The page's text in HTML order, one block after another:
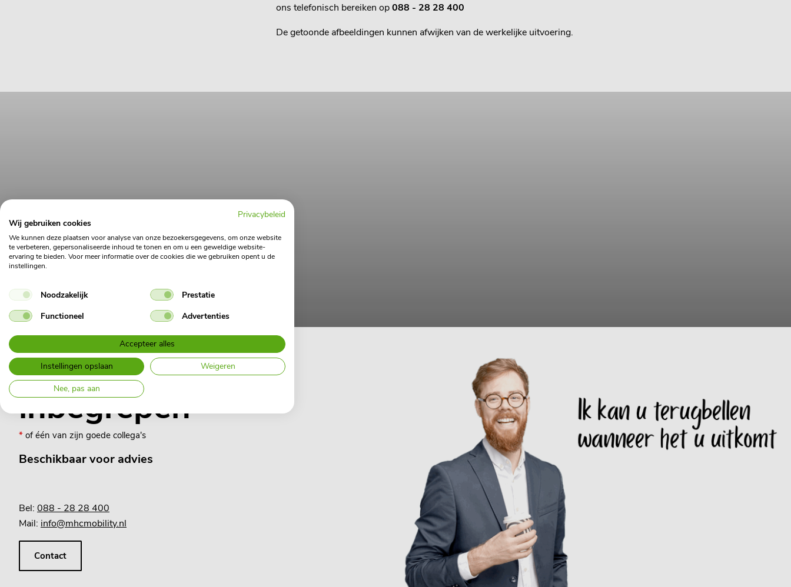
ons telefonisch bereiken op088 - 28 28 400
De getoonde afbeeldingen kunnen afwijken van de werkelijke uitvoering.
Ook Richard*is
inbegrepen
* of één van zijn goede collega's
Beschikbaar voor advies
Bel: 088 - 28 28 400
Mail: info@mhcmobility.nl
Contact
Privacybeleid
Wij gebruiken cookies
We kunnen deze plaatsen voor analyse van onze bezoekersgegevens, om onze website
te verbeteren, gepersonaliseerde inhoud te tonen en om u een geweldige website-
ervaring te bieden. Voor meer informatie over de cookies die we gebruiken opent u de
instellingen.
Noodzakelijk
Prestatie
Functioneel
Advertenties
Accepteer alles
Instellingen opslaan
Weigeren
Nee, pas aan